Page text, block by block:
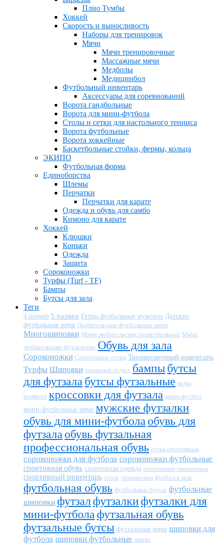
Плио Тумбы
Хоккей
Скорость и выносливость
Наборы для тренировок
Мячи
Мячи тренировочные
Массажные мячи
Медболы
Медицинбол
Футбольный инвентарь
Аксессуары для соревнований
Ворота гандбольные
Ворота для мини-футбола
Столы и сетки для настольного тенниса
Ворота футбольные
Ворота хоккейные
Баскетбольные стойки, фермы, кольца
ЭКИПО
Футбольная форма
Единоборства
Шлемы
Перчатки
Перчатки для карате
Одежда и обувь для самбо
Кимоно для карате
Хоккей
Клюшки
Коньки
Одежда
Защита
Сороконожки
Турфы (Turf - TF)
Бампы
Бутсы для зала
Теги
4 размер 5 размер Гетры футбольные мужские Детские
футбольные мячи Любительские футбольные мячи
Многошиповки Мячи любительские баскетбольные Мячи
любительские футзальные Обувь для зала
Сороконожки Спортивные сетки Тренировочный инвентарь
Турфы Шиповки активный отдых бампыбутсы
для футзала бутсы футзальные кеды
комфорт кроссовки для футзала мини-футбол
мини-футбольные мячи мужские футзалки
обувь для мини-футбола обувь для
футзала обувь футзальная
профессиональная обувь сетка спортивная
сороконожки для футбола сороконожки футбольные
спортивная обувь спортивная одежда спортивная экипировка
спортивный инвентарь стиль тренировки футбол в зале
футбольная обувь футбольные бутсы футбольные
шиповки футзалфутзалкифутзалки для
мини-футбола футзальная обувь
футзальные бутсы футзальные мячи шиповки для
футбола шиповки футбольные шипы